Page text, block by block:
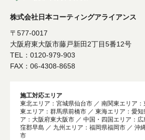
株式会社日本コーティングアライアンス
〒577-0017
大阪府東大阪市藤戸新田2丁目5番12号
TEL：0120-979-903
FAX：06-4308-8658
施工対応エリア
東北エリア：宮城県仙台市 ／ 南関東エリア
東エリア：群馬県前橋市 ／ 東海エリア：愛知
ア：大阪府東大阪市 ／ 中国・四国エリア：
窪郡早島 ／ 九州エリア：福岡県福岡市 ／ 沖
市